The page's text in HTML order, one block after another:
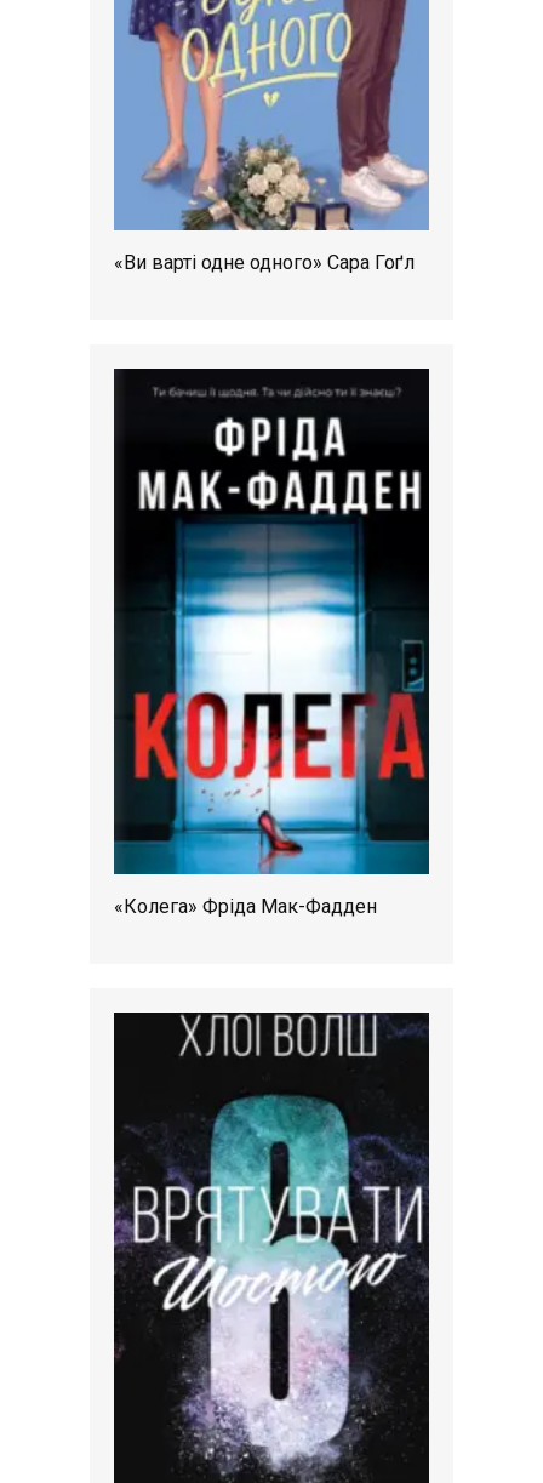
«Ви варті одне одного» Сара Гоґл
«Колега» Фріда Мак-Фадден